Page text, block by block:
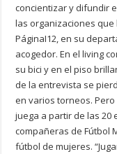
concientizar y difundir
las organizaciones
PáginaI12, en su
acogedor. En el living
su bici y en el piso
de la entrevista se
en varios torneos.
juega a partir de las 20
compañeras de Fútbol
fútbol de mujeres.